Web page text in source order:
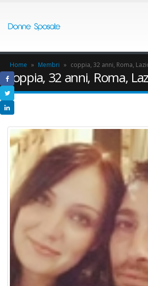
Home » Membri » coppia, 32 anni, Roma,
coppia, 32 anni, Roma,